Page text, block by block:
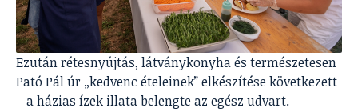
Ezután rétesnyújtás, látványkonyha és természetesen
Pató Pál úr „kedvenc ételeinek” elkészítése következett
– a házias ízek illata belengte az egész udvart.